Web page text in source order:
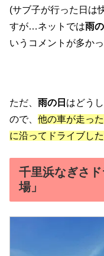
(サブ子が行った日は
すが…ネットでは雨
いうコメントが多か
ただ、 雨の日 はどう
ので、 他の車が走っ
に沿ってドライブし
千里浜なぎさ
場」